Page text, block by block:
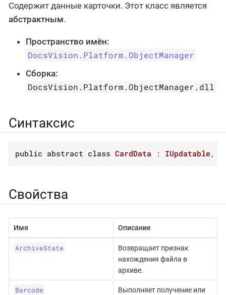
Содержит данные карточки. Этот класс является
абстрактным.
Пространство имён:
DocsVision.Platform.ObjectManager
Сборка:
DocsVision.Platform.ObjectManager.dll
Синтаксис
public abstract class CardData : IUpdatable,
Свойства
Имя Описание
ArchiveState
Возвращает признак
нахождения файла в
архиве.
Barcode
Выполняет получение или